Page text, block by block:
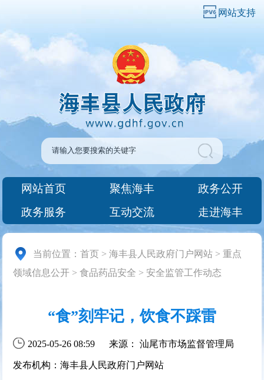
网站支持
网站首页 聚焦海丰
政务公开
政务服务
互动交流 走进海丰
当前位置：首页 >海丰县人民政府门户网站 >重点
领域信息公开 >食品药品安全 >安全监管工作动态
“食”刻牢记，饮食不踩雷
2025-05-26 08:59 来源： 汕尾市市场监督管理局
发布机构：海丰县人民政府门户网站